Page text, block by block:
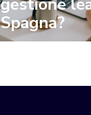
gestione
Spagna?